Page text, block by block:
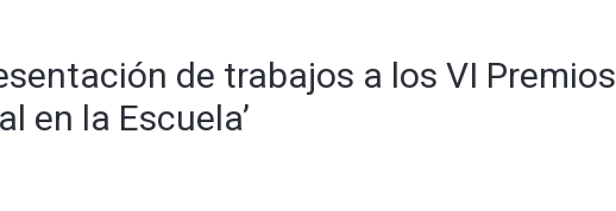
de trabajos a los VI Premios
en la Escuela’